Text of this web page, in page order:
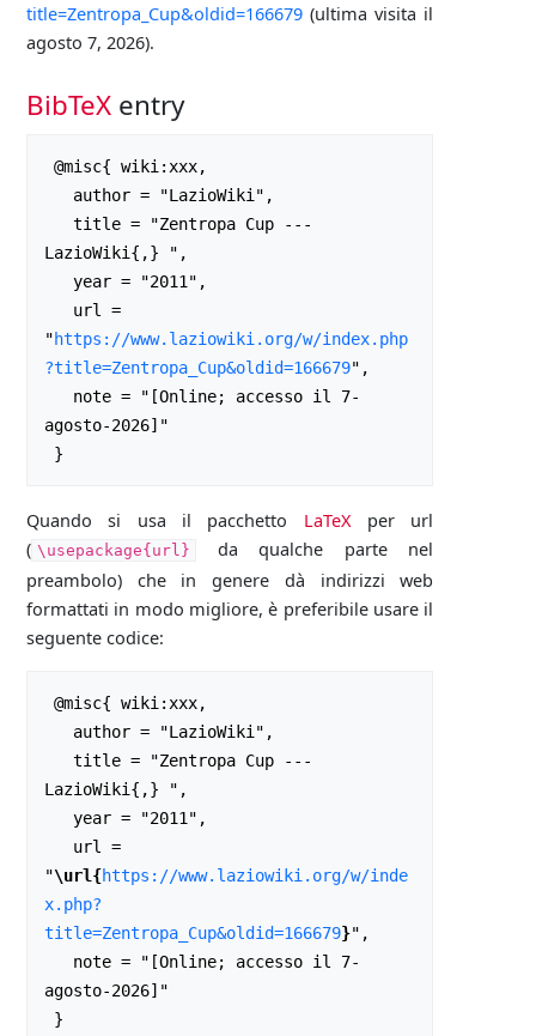
title=Zentropa_Cup&oldid=166679 (ultima visita il
agosto 7, 2026).
BibTeX entry
LazioWiki{,} ",
"https://www.laziowiki.org/w/index.php
?title=Zentropa_Cup&oldid=166679",
agosto-2026]"
Quando si usa il pacchetto LaTeXper url
( \usepackage{url}
da qualche parte nel
preambolo) che in genere dà indirizzi web
formattati in modo migliore, è preferibile usare il
seguente codice:
LazioWiki{,} ",
"\url{https://www.laziowiki.org/w/inde
x.php?
title=Zentropa_Cup&oldid=166679}",
agosto-2026]"